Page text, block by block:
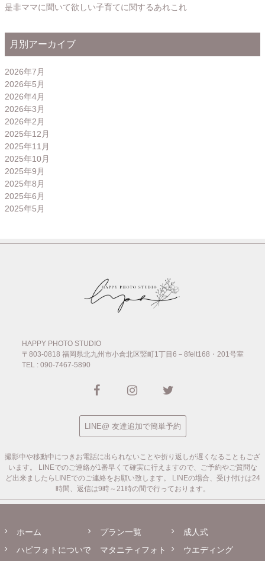
是非ママに聞いて欲しい子育てに関するあれこれ
月別アーカイブ
2026年7月
2026年5月
2026年4月
2026年3月
2026年2月
2025年12月
2025年11月
2025年10月
2025年9月
2025年8月
2025年6月
2025年5月
HAPPY PHOTO STUDIO
〒803-0818 福岡県北九州市小倉北区竪町1丁目6－8felt168・201号室
TEL : 090-7467-5890
LINE@ 友達追加で簡単予約
撮影中や移動中につきお電話に出られないことや折り返しが遅くなることもござ
います。
LINEでのご連絡が1番早くて確実に行えますので、ご予約やご質問な
ど出来ましたらLINEでのご連絡をお願い致します。
LINEの場合、受け付けは24
時間、返信は9時～21時の間で行っております。
ホーム
ハピフォトについて
プラン一覧
マタニティフォト
成人式
ウエディング